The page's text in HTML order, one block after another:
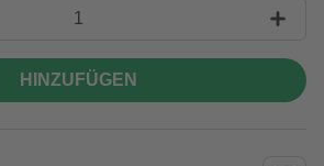
HINZUFÜGEN